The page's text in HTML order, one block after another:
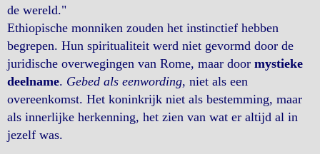
de wereld."
Ethiopische monniken zouden het instinctief hebben
begrepen. Hun spiritualiteit werd niet gevormd door de
juridische overwegingen van Rome, maar door mystieke
deelname. Gebed als eenwording, niet als een
overeenkomst. Het koninkrijk niet als bestemming, maar
als innerlijke herkenning, het zien van wat er altijd al in
jezelf was.